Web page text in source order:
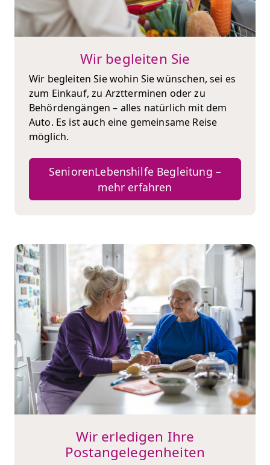
Wir begleiten Sie
Wir begleiten Sie wohin Sie wünschen, sei es
zum Einkauf, zu Arztterminen oder zu
Behördengängen – alles natürlich mit dem
Auto. Es ist auch eine gemeinsame Reise
möglich.
SeniorenLebenshilfe Begleitung –
mehr erfahren
Wir erledigen Ihre
Postangelegenheiten